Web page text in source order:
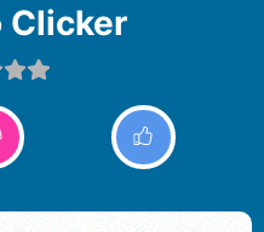
Clicker